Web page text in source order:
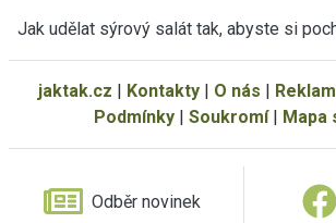
Jak udělat sýrový salát tak, abyste si
jaktak.cz | Kontakty| O nás |
Podmínky| Soukromí| Mapa
Odběr novinek